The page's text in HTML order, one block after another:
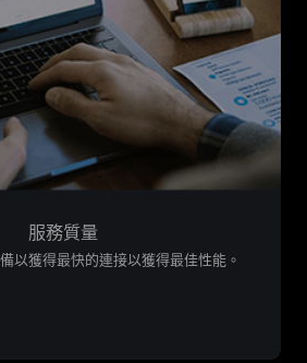
服務質量
以獲得最快的連接以獲得最佳性能。